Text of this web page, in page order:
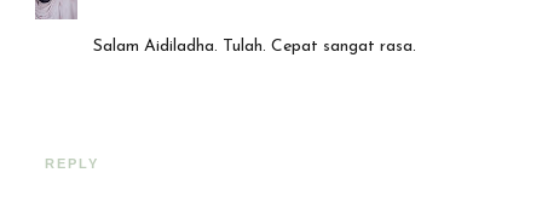
Salam Aidiladha. Tulah. Cepat sangat rasa.
REPLY